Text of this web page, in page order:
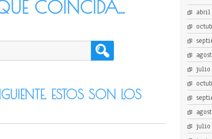
COINCIDA...
ESTOS SON LOS
abril
julio
julio